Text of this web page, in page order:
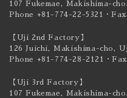
107 Fukemae, Makishima-
Phone +81-774-22-5321
・
【Uji 2nd Factory】
126 Juichi, Makishima-cho,
Phone +81-774-28-2121
・
【Uji 3rd Factory】
107 Fukemae, Makishima-